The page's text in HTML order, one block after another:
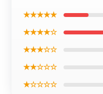
★★★★★
★★★★☆
★★★☆☆
★★☆☆☆
★☆☆☆☆